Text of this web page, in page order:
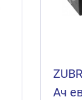
Ач